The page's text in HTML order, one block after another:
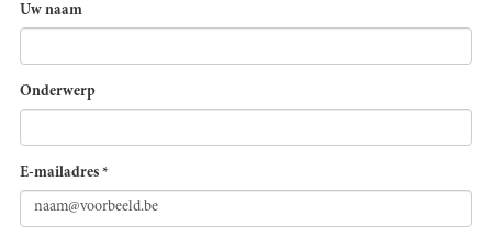
Uw naam
Onderwerp
E-mailadres *